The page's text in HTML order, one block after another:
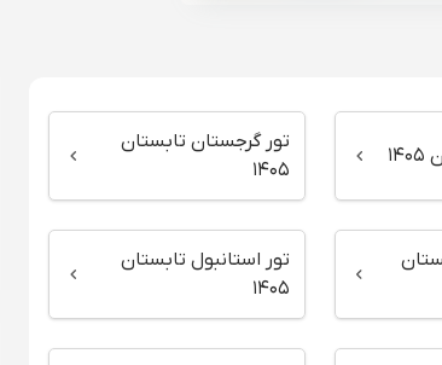
تور گرجستان تابستان
۱۴۰۵
تور استانبول تابستان
۱۴۰۵